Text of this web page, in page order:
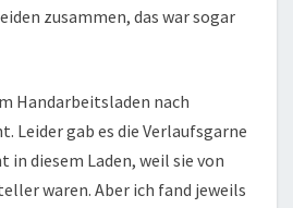
zusammen, das war sogar
Handarbeitsladen nach
Leider gab es die Verlaufsgarne
in diesem Laden, weil sie von
waren. Aber ich fand jeweils